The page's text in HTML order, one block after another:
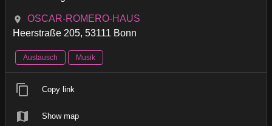
OSCAR-ROMERO-HAUS
Heerstraße 205, 53111 Bonn
Austausch Musik
Copy link
Show map